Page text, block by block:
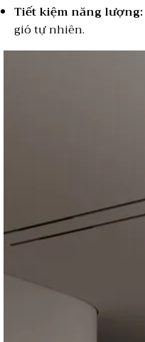
Tiết kiệm năng lượng:
gió tự nhiên.